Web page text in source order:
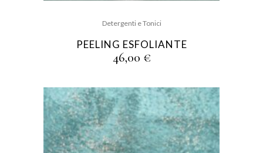
Detergenti e Tonici
PEELING ESFOLIANTE
46,00 €